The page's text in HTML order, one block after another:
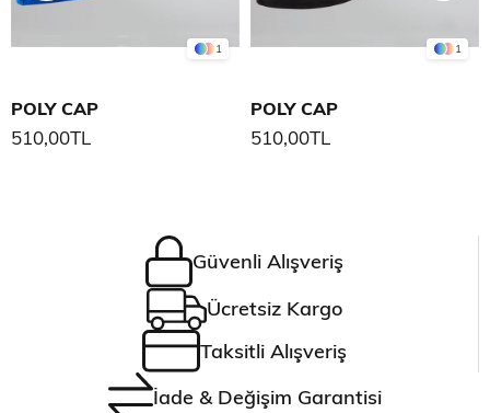
1
POLY CAP
510,00TL
1
POLY CAP
510,00TL
Güvenli Alışveriş
Ücretsiz Kargo
Taksitli Alışveriş
İade & Değişim Garantisi